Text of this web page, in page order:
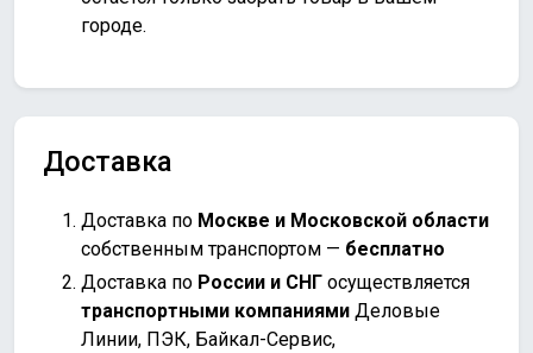
городе.
Доставка
Доставка по Москве и Московской области
собственным транспортом — бесплатно
Доставка по России и СНГ осуществляется
транспортными компаниями Деловые
Линии, ПЭК, Байкал-Сервис,